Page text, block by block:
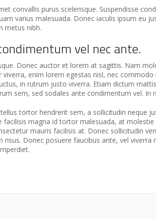
convallis purus scelerisque. Suspendisse
varius malesuada. Donec iaculis ipsum eu
metus nibh.
vel nec ante.
Donec auctor et lorem at sagittis. Nam
enim lorem egestas nisl, nec
in rutrum justo viverra. Etiam dictum
sem, sed sodales ante condimentum vel.
tortor hendrerit sem, a sollicitudin neque
magna id tortor malesuada, at
mauris facilisis at. Donec sollicitudin
risus. Donec posuere faucibus ante, vel